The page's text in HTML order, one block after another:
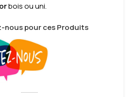
bois ou uni.
nous pour ces Produits